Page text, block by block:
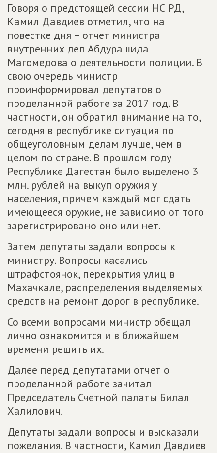
Говоря о предстоящей сессии НС РД,
Камил Давдиев отметил, что на
повестке дня – отчет министра
внутренних дел Абдурашида
Магомедова о деятельности полиции. В
свою очередь министр
проинформировал депутатов о
проделанной работе за 2017 год. В
частности, он обратил внимание на то,
сегодня в республике ситуация по
общеуголовным делам лучше, чем в
целом по стране. В прошлом году
Республике Дагестан было выделено 3
млн. рублей на выкуп оружия у
населения, причем каждый мог сдать
имеющееся оружие, не зависимо от того
зарегистрировано оно или нет.
Затем депутаты задали вопросы к
министру. Вопросы касались
штрафстоянок, перекрытия улиц в
Махачкале, распределения выделяемых
средств на ремонт дорог в республике.
Со всеми вопросами министр обещал
лично ознакомится и в ближайшем
времени решить их.
Далее перед депутатами отчет о
проделанной работе зачитал
Председатель Счетной палаты Билал
Халилович.
Депутаты задали вопросы и высказали
пожелания. В частности, Камил Давдиев